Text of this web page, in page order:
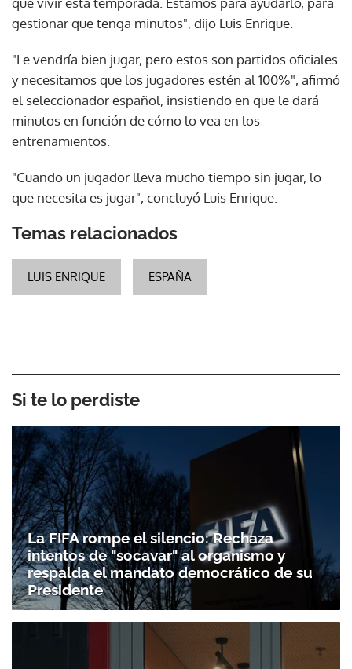
gestionar que tenga minutos", dijo Luis Enrique.
"Le vendría bien jugar, pero estos son partidos oficiales
y necesitamos que los jugadores estén al 100%", afirmó
el seleccionador español, insistiendo en que le dará
minutos en función de cómo lo vea en los
entrenamientos.
"Cuando un jugador lleva mucho tiempo sin jugar, lo
que necesita es jugar", concluyó Luis Enrique.
Temas relacionados
LUIS ENRIQUE ESPAÑA
Si te lo perdiste
La FIFA rompe el silencio: Rechaza
intentos de "socavar" al organismo y
respalda el mandato democrático de su
Presidente